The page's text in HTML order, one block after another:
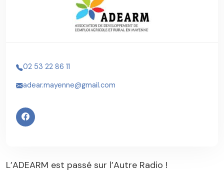
02 53 22 86 11
adear.mayenne@gmail.com
L’ADEARM est passé sur l’Autre Radio !